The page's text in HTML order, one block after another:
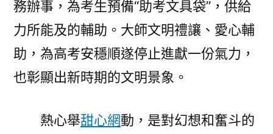
務辦事，為考生預備“助考文具袋”，供給
力所能及的輔助。大師文明禮讓、愛心輔
助，為高考安穩順遂停止進獻一份氣力，
也彰顯出新時期的文明景象。
熱心舉甜心網動，是對幻想和奮斗的